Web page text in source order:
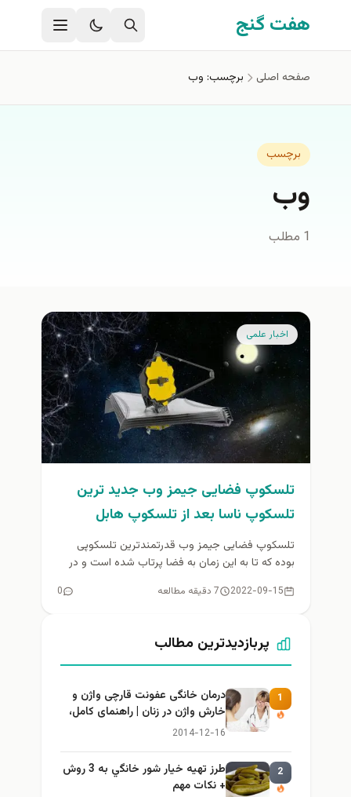
رفتن به محتوای اصلی
هفت گنج
صفحه اصلی برچسب: وب
برچسب
وب
1 مطلب
اخبار علمی
تلسکوپ فضایی جیمز وب جدید ترین
تلسکوپ ناسا بعد از تلسکوپ هابل
تلسکوپ فضایی جیمز وب قدرتمندترین تلسکوپی
بوده که تا به این زمان به فضا پرتاب شده‌ است و در
2022-09-15 7 دقیقه مطالعه 0
پربازدیدترین مطالب
1
درمان خانگی عفونت قارچی واژن و
خارش واژن در زنان | راهنمای کامل،
ایمن و کاربردی
2014-12-16
2
طرز تهيه خیار شور خانگي به 3 روش
+ نكات مهم